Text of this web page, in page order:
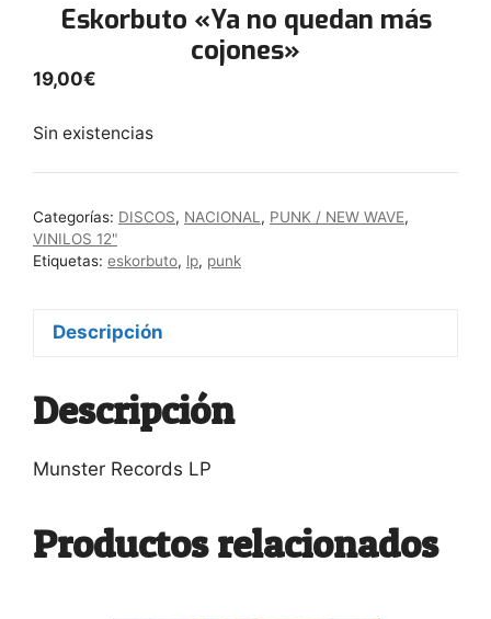
Eskorbuto «Ya no quedan más
cojones»
19,00€
Sin existencias
Categorías: DISCOS, NACIONAL , PUNK / NEW WAVE,
VINILOS 12"
Etiquetas: eskorbuto, lp, punk
Descripción
Descripción
Munster Records LP
Productos relacionados